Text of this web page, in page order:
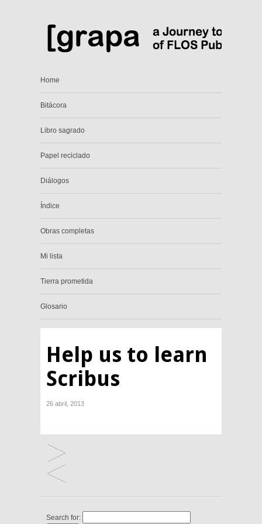
Home
Bitácora
Libro sagrado
Papel reciclado
Diálogos
Índice
Obras completas
Mi lista
Tierra prometida
Glosario
Help us to learn
Scribus
26 abril, 2013
Search for: